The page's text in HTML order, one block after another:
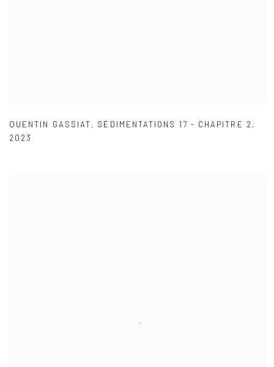
QUENTIN GASSIAT, SÉDIMENTATIONS 17 - CHAPITRE 2,
2023